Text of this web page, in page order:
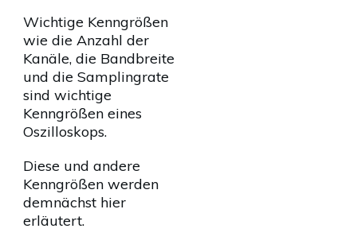
Wichtige Kenngrößen
wie die Anzahl der
Kanäle, die Bandbreite
und die Samplingrate
sind wichtige
Kenngrößen eines
Oszilloskops.
Diese und andere
Kenngrößen werden
demnächst hier
erläutert.